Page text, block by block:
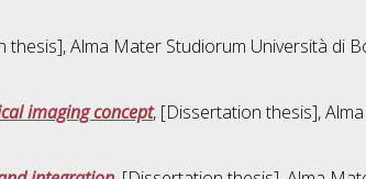
thesis], Alma Mater Studiorum Università di
imaging concept, [Dissertation thesis],